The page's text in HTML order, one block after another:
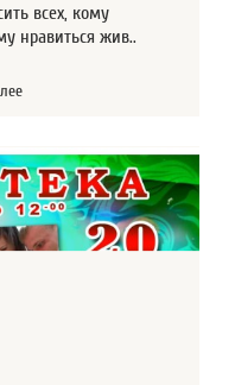
всех, кому
нравиться жив..